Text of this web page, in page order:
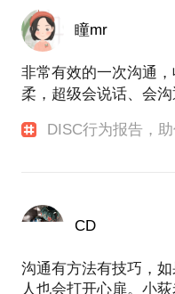
瞳mr
非常有效的一次沟通
柔，超级会说话、会
DISC行为报告，
CD
沟通有方法有技巧，
人也会打开心扉。小